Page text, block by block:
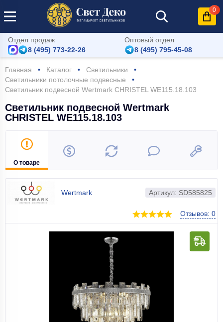
0
Отдел продаж
8 (495) 773-22-26
Оптовый отдел
8 (495) 795-45-08
Главная Каталог
Светильники
Светильники потолочные подвесные
Светильник подвесной Wertmark CHRISTEL WE115.18.103
Светильник подвесной Wertmark
CHRISTEL WE115.18.103
О товаре
Wertmark Артикул: SD585825
Отзывов: 0